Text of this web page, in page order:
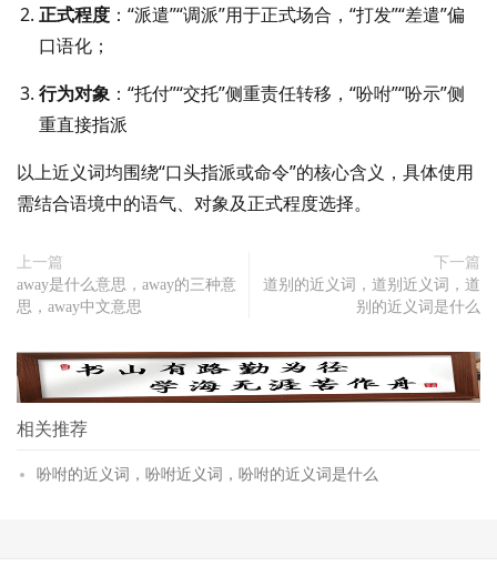
正式程度 ：“派遣”“调派”用于正式场合，“打发”“差遣”偏
口语化；
行为对象 ：“托付”“交托”侧重责任转移，“吩咐”“吩示”侧
重直接指派
以上近义词均围绕“口头指派或命令”的核心含义，具体使用
需结合语境中的语气、对象及正式程度选择。
上一篇
away是什么意思，away的三种意
思，away中文意思
下一篇
道别的近义词，道别近义词，道
别的近义词是什么
相关推荐
吩咐的近义词，吩咐近义词，吩咐的近义词是什么